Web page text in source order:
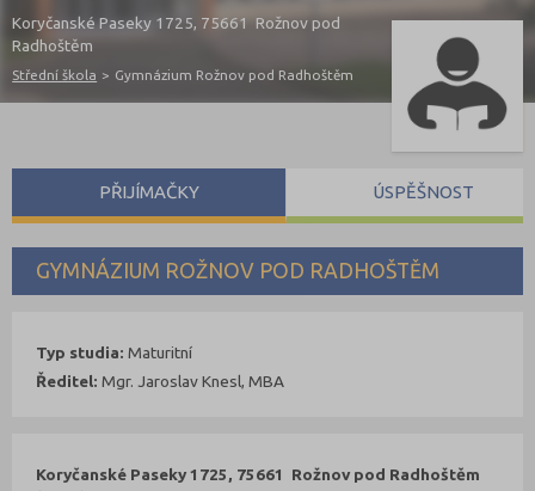
Koryčanské Paseky 1725, 75661 Rožnov pod
Radhoštěm
Střední škola > Gymnázium Rožnov pod Radhoštěm
GYMNÁZIUM ROŽNOV POD RADHOŠTĚM
Koryčanské Paseky 1725, 75661 Rožnov pod Radhoštěm
Typ studia: Maturitní
Ředitel: Mgr. Jaroslav Knesl, MBA
PŘIJÍMAČKY ÚSPĚŠNOST